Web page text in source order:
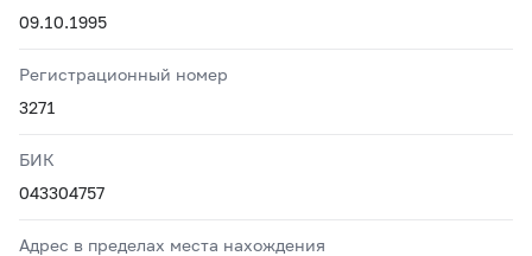
09.10.1995
Регистрационный номер
3271
БИК
043304757
Адрес в пределах места нахождения